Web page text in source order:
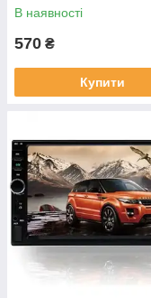
В наявності
570 ₴
Купити